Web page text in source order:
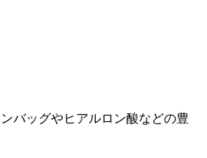
バッグやヒアルロン酸などの豊